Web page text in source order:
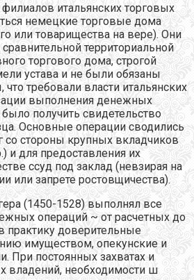
филиалов итальянских торговых
немецкие торговые дома
или товарищества на вере). Они
территориальной
торгового дома, строгой
устава и не были обязаны
что требовали власти итальянских
выполнения денежных
получить свидетельство
Основные операции сводились
со стороны крупных вкладчиков
и для предоставления их
ссуд под заклад (невзирая на
или запрете ростовщичества).
(1450-1528) выполнял все
операций ~ от расчетных до
практику доверительные
имуществом, опекунские и
При постоянных захватах и
владений, необходимости ш